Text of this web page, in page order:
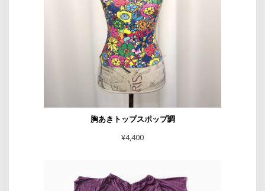
胸あきトップスポップ調
¥4,400